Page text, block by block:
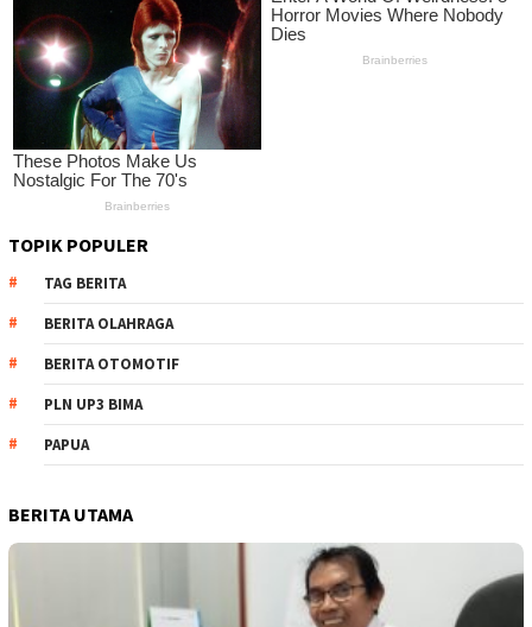
TOPIK POPULER
TAG BERITA
BERITA OLAHRAGA
BERITA OTOMOTIF
PLN UP3 BIMA
PAPUA
BERITA UTAMA